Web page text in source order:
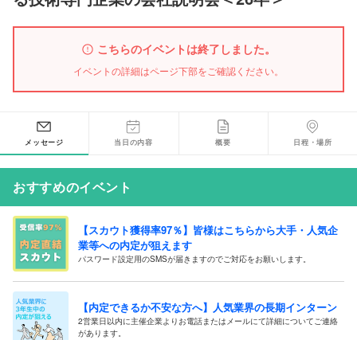
こちらのイベントは終了しました。
イベントの詳細はページ下部をご確認ください。
メッセージ 当日の内容 概要 日程・場所
おすすめのイベント
【スカウト獲得率97％】皆様はこちらから大手・人気企
業等への内定が狙えます
パスワード設定用のSMSが届きますのでご対応をお願いします。
【内定できるか不安な方へ】人気業界の長期インターン
2営業日以内に主催企業よりお電話またはメールにて詳細についてご連絡
があります。